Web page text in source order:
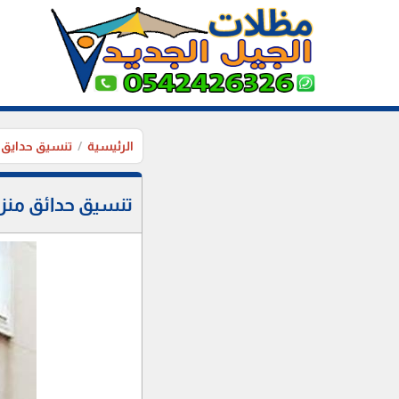
الرئيسية تنسيق حدايق
تنسيق حدائق منزليه بالاسياح 0542426326